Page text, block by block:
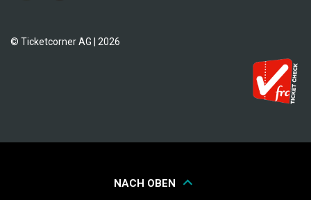
© Ticketcorner AG | 2026
NACH OBEN